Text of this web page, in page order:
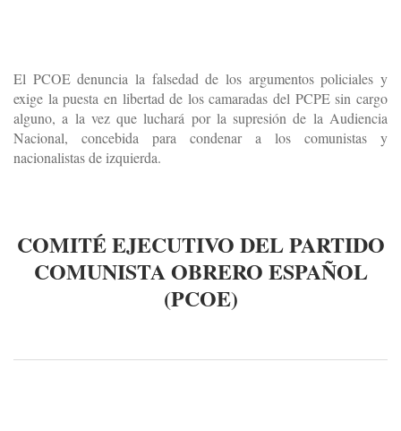
El PCOE denuncia la falsedad de los argumentos policiales y
exige la puesta en libertad de los camaradas del PCPE sin cargo
alguno, a la vez que luchará por la supresión de la Audiencia
Nacional, concebida para condenar a los comunistas y
nacionalistas de izquierda.
COMITÉ EJECUTIVO DEL PARTIDO
COMUNISTA OBRERO ESPAÑOL
(PCOE)